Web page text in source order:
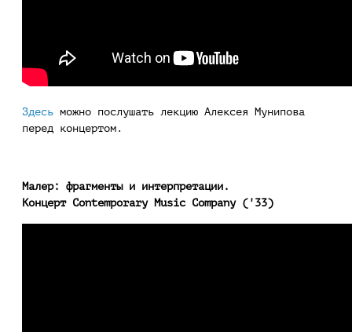
Здесь можно послушать лекцию Алексея Мунипова
перед концертом.
Малер: фрагменты и интерпретации.
Концерт Contemporary Music Company ('33)